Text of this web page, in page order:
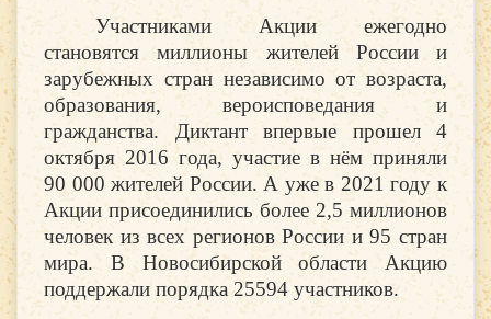
Участниками Акции ежегодно
становятся миллионы жителей России и
зарубежных стран независимо от возраста,
образования, вероисповедания и
гражданства. Диктант впервые прошел 4
октября 2016 года, участие в нём приняли
90 000 жителей России. А уже в 2021 году к
Акции присоединились более 2,5 миллионов
человек из всех регионов России и 95 стран
мира. В Новосибирской области Акцию
поддержали порядка 25594 участников.